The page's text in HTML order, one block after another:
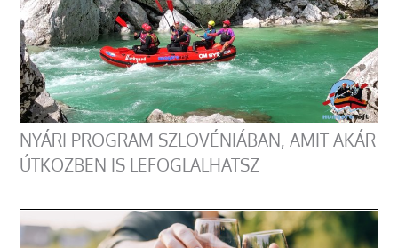
NYÁRI PROGRAM SZLOVÉNIÁBAN, AMIT AKÁR
ÚTKÖZBEN IS LEFOGLALHATSZ